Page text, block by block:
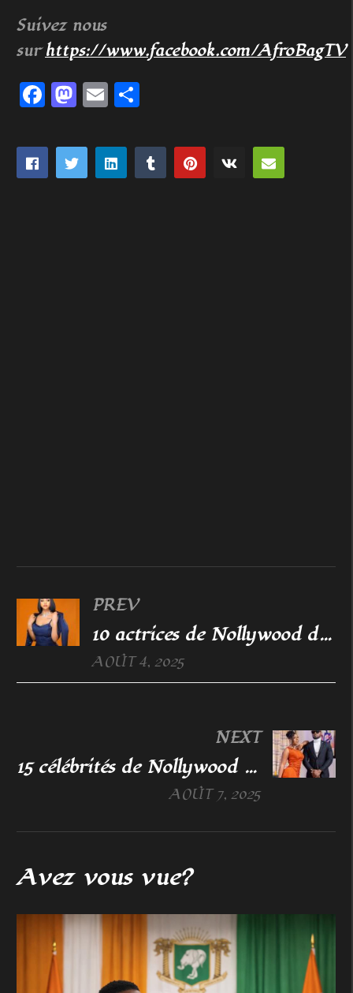
Suivez nous
surhttps://www.facebook.com/AfroBagTV
Facebook
Mastodon
Email
PREV
10 actrices de Nollywood devenues cheffes d’entreprise grâce au soutien de partenaires puissants
AOÛT 4, 2025
NEXT
15 célébrités de Nollywood qui sont tombées amoureuses sur un plateau de tournage
AOÛT 7, 2025
Avez vous vue?